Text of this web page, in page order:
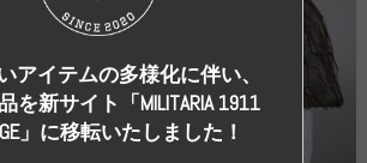
アイテムの多様化に伴い、
を新サイト「MILITARIA 1911
」に移転いたしました！